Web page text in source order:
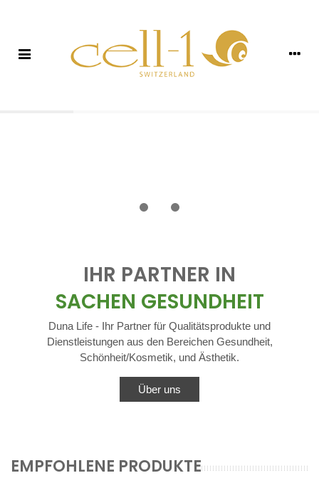
IHR PARTNER IN
SACHEN GESUNDHEIT
Duna Life - Ihr Partner für Qualitätsprodukte und
Dienstleistungen aus den Bereichen Gesundheit,
Schönheit/Kosmetik, und Ästhetik.
Über uns
EMPFOHLENE PRODUKTE